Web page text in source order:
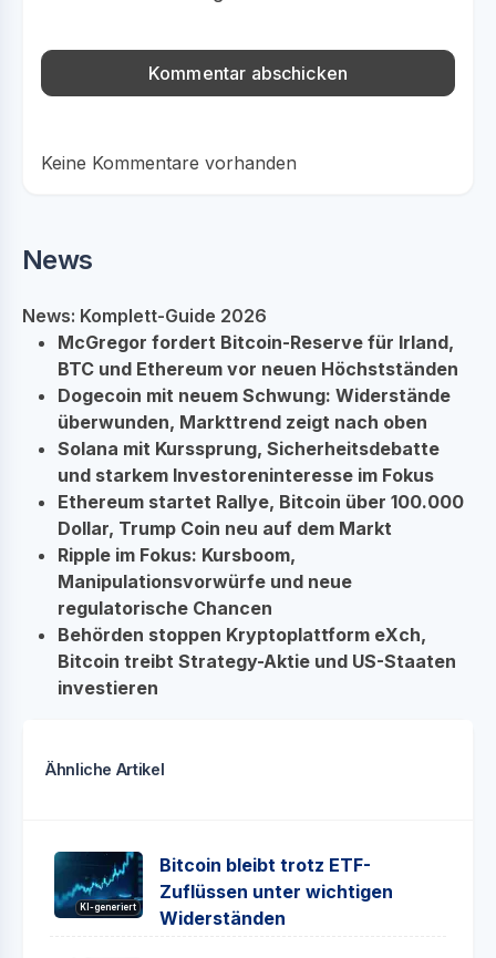
Keine Kommentare vorhanden
News
News: Komplett-Guide 2026
McGregor fordert Bitcoin-Reserve für Irland,
BTC und Ethereum vor neuen Höchstständen
Dogecoin mit neuem Schwung: Widerstände
überwunden, Markttrend zeigt nach oben
Solana mit Kurssprung, Sicherheitsdebatte
und starkem Investoreninteresse im Fokus
Ethereum startet Rallye, Bitcoin über 100.000
Dollar, Trump Coin neu auf dem Markt
Ripple im Fokus: Kursboom,
Manipulationsvorwürfe und neue
regulatorische Chancen
Behörden stoppen Kryptoplattform eXch,
Bitcoin treibt Strategy-Aktie und US-Staaten
investieren
Ähnliche Artikel
KI-generiert
Bitcoin bleibt trotz ETF-
Zuflüssen unter wichtigen
Widerständen